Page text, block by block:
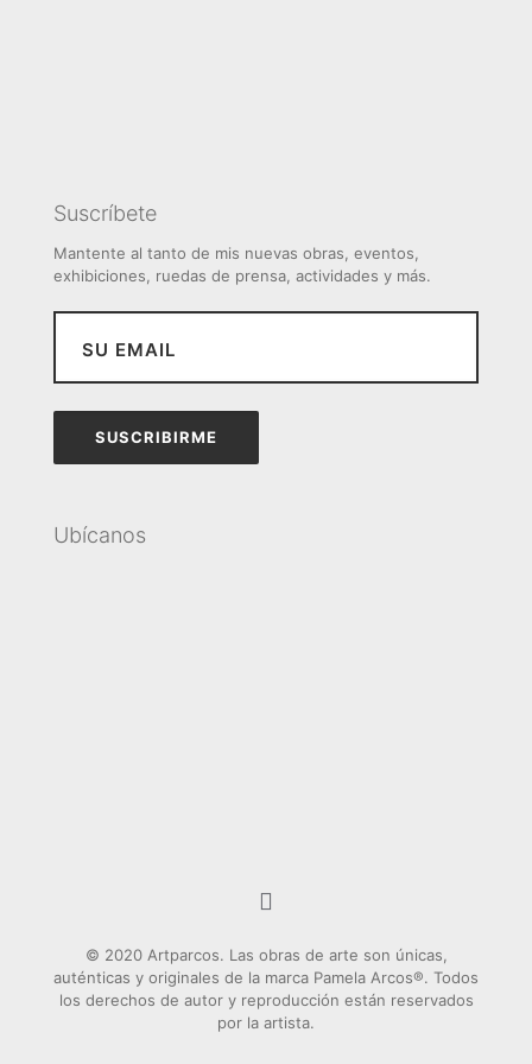
Suscríbete
Mantente al tanto de mis nuevas obras, eventos,
exhibiciones, ruedas de prensa, actividades y más.
Ubícanos
© 2020 Artparcos. Las obras de arte son únicas,
auténticas y originales de la marca Pamela Arcos®. Todos
los derechos de autor y reproducción están reservados
por la artista.